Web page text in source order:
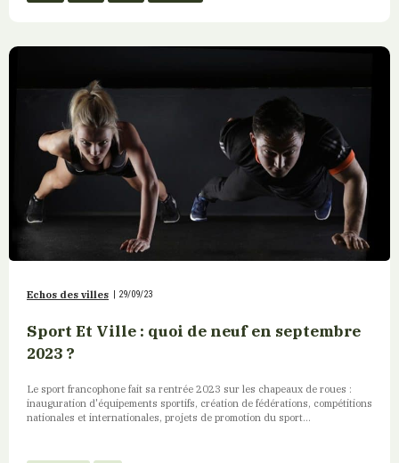
Echos des villes | 29/09/23
Sport Et Ville : quoi de neuf en septembre
2023 ?
Le sport francophone fait sa rentrée 2023 sur les chapeaux de roues :
inauguration d'équipements sportifs, création de fédérations, compétitions
nationales et internationales, projets de promotion du sport...